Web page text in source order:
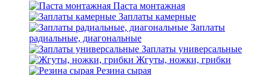
Паста монтажная
Заплаты камерные
Заплаты
радиальные, диагональные
Заплаты универсальные
Жгуты, ножки, грибки
Резина сырая